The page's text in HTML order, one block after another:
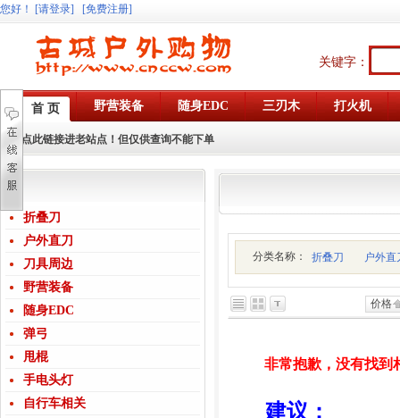
您好 ！ [请登录] [免费注册]
关键字：
首 页 野营装备 随身EDC 三刃木 打火机
点此链接进老站点！但仅供查询不能下单
折叠刀
户外直刀
刀具周边
野营装备
随身EDC
弹弓
甩棍
手电头灯
自行车相关
分类名称： 折叠刀 户外直
价格
非常抱歉，没有找到
建议：